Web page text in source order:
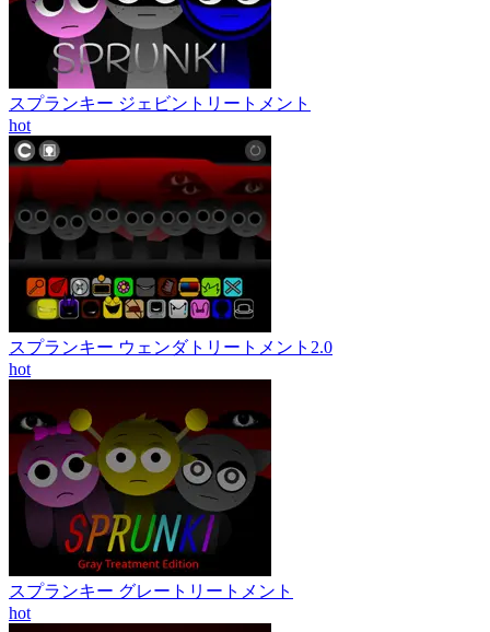
スプランキー ジェビントリートメント
hot
スプランキー ウェンダトリートメント2.0
hot
スプランキー グレートリートメント
hot